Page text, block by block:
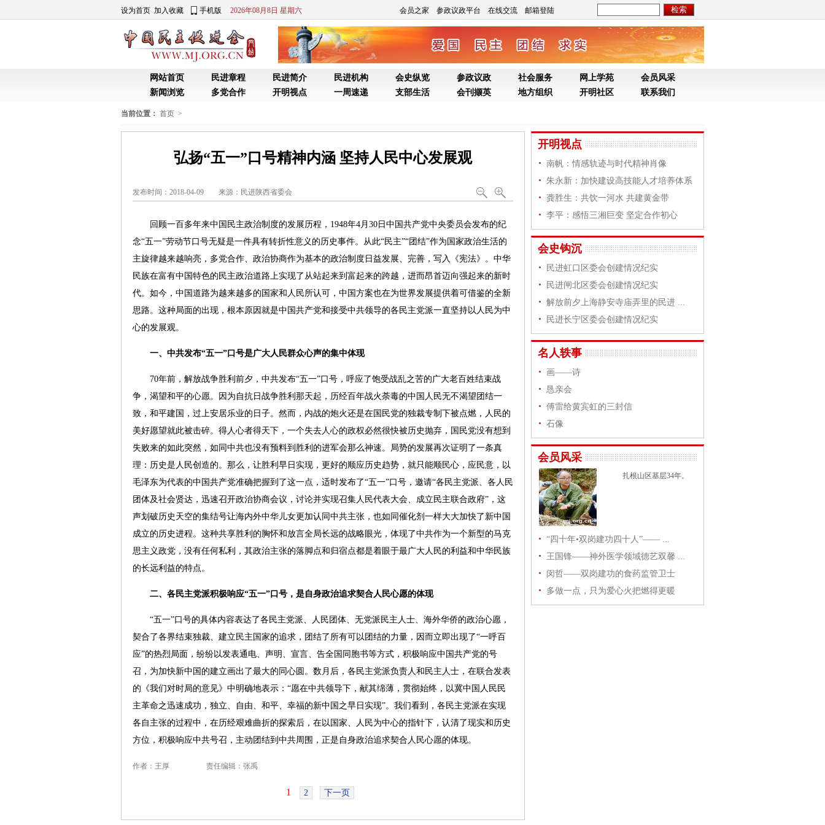
当前位置： 首页 >
弘扬“五一”口号精神内涵 坚持人民中心发展观
发布时间：2018-04-09 来源：民进陕西省委会
回顾一百多年来中国民主政治制度的发展历程，1948年4月30日中国共产党中央委员会发布的纪
念“五一”劳动节口号无疑是一件具有转折性意义的历史事件。从此“民主”“团结”作为国家政治生活的
主旋律越来越响亮，多党合作、政治协商作为基本的政治制度日益发展、完善，写入《宪法》。中华
民族在富有中国特色的民主政治道路上实现了从站起来到富起来的跨越，进而昂首迈向强起来的新时
代。如今，中国道路为越来越多的国家和人民所认可，中国方案也在为世界发展提供着可借鉴的全新
思路。这种局面的出现，根本原因就是中国共产党和接受中共领导的各民主党派一直坚持以人民为中
心的发展观。
一、中共发布“五一”口号是广大人民群众心声的集中体现
70年前，解放战争胜利前夕，中共发布“五一”口号，呼应了饱受战乱之苦的广大老百姓结束战
争，渴望和平的心愿。因为自抗日战争胜利那天起，历经百年战火荼毒的中国人民无不渴望团结一
致，和平建国，过上安居乐业的日子。然而，内战的炮火还是在国民党的独裁专制下被点燃，人民的
美好愿望就此被击碎。得人心者得天下，一个失去人心的政权必然很快被历史抛弃，国民党没有想到
失败来的如此突然，如同中共也没有预料到胜利的进军会那么神速。局势的发展再次证明了一条真
理：历史是人民创造的。那么，让胜利早日实现，更好的顺应历史趋势，就只能顺民心，应民意，以
毛泽东为代表的中国共产党准确把握到了这一点，适时发布了“五一”口号，邀请“各民主党派、各人民
团体及社会贤达，迅速召开政治协商会议，讨论并实现召集人民代表大会、成立民主联合政府”，这
声划破历史天空的集结号让海内外中华儿女更加认同中共主张，也如同催化剂一样大大加快了新中国
成立的历史进程。这种共享胜利的胸怀和放言全局长远的战略眼光，体现了中共作为一个新型的马克
思主义政党，没有任何私利，其政治主张的落脚点和归宿点都是着眼于最广大人民的利益和中华民族
的长远利益的特点。
二、各民主党派积极响应“五一”口号，是自身政治追求契合人民心愿的体现
“五一”口号的具体内容表达了各民主党派、人民团体、无党派民主人士、海外华侨的政治心愿，
契合了各界结束独裁、建立民主国家的追求，团结了所有可以团结的力量，因而立即出现了“一呼百
应”的热烈局面，纷纷以发表通电、声明、宣言、告全国同胞书等方式，积极响应中国共产党的号
召，为加快新中国的建立画出了最大的同心圆。数月后，各民主党派负责人和民主人士，在联合发表
的《我们对时局的意见》中明确地表示：“愿在中共领导下，献其绵薄，贯彻始终，以冀中国人民民
主革命之迅速成功，独立、自由、和平、幸福的新中国之早日实现”。我们看到，各民主党派在实现
各自主张的过程中，在历经艰难曲折的探索后，在以国家、人民为中心的指针下，认清了现实和历史
方位，积极响应中共号召，主动团结到中共周围，正是自身政治追求契合人民心愿的体现。
作者：王厚 责任编辑：张禹
1 2 下一页